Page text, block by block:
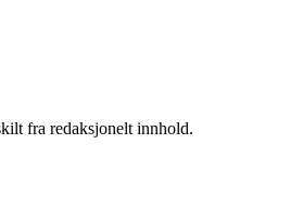
fra redaksjonelt innhold.